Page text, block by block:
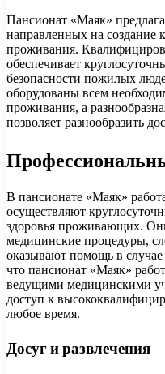
Пансионат «Маяк»
направленных на создание
проживания.
обеспечивает
безопасности пожилых
оборудованы всем
проживания, а
позволяет разнообразить
В пансионате «Маяк»
осуществляют
здоровья проживающих.
медицинские процедуры,
оказывают помощь в
что пансионат «Маяк»
ведущими медицинскими
доступ к
любое время.
Досуг и развлечения